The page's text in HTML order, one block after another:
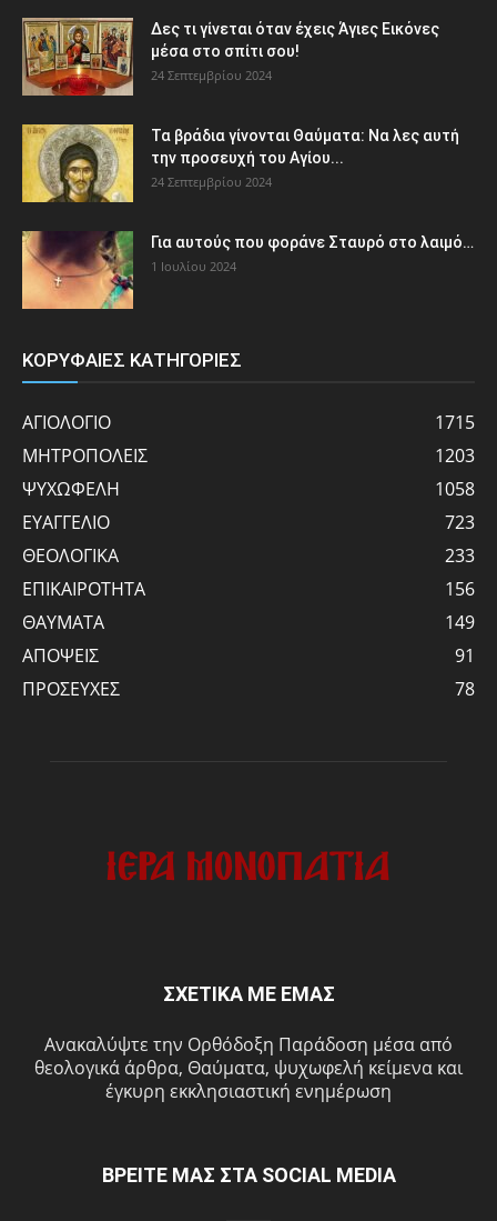
Δες τι γίνεται όταν έχεις Άγιες Εικόνες
μέσα στο σπίτι σου!
24 Σεπτεμβρίου 2024
Τα βράδια γίνονται Θαύματα: Να λες αυτή
την προσευχή του Αγίου...
24 Σεπτεμβρίου 2024
Για αυτούς που φοράνε Σταυρό στο λαιμό…
1 Ιουλίου 2024
ΚΟΡΥΦΑΙΕΣ ΚΑΤΗΓΟΡΙΕΣ
ΑΓΙΟΛΟΓΙΟ
1715
ΜΗΤΡΟΠΟΛΕΙΣ
1203
ΨΥΧΩΦΕΛΗ
1058
ΕΥΑΓΓΕΛΙΟ
723
ΘΕΟΛΟΓΙΚΑ
233
ΕΠΙΚΑΙΡΟΤΗΤΑ
156
ΘΑΥΜΑΤΑ
149
ΑΠΟΨΕΙΣ
91
ΠΡΟΣΕΥΧΕΣ
78
ΣΧΕΤΙΚΑ ΜΕ ΕΜΑΣ
Ανακαλύψτε την Ορθόδοξη Παράδοση μέσα από
θεολογικά άρθρα, Θαύματα, ψυχωφελή κείμενα και
έγκυρη εκκλησιαστική ενημέρωση
ΒΡΕΙΤΕ ΜΑΣ ΣΤΑ SOCIAL MEDIA